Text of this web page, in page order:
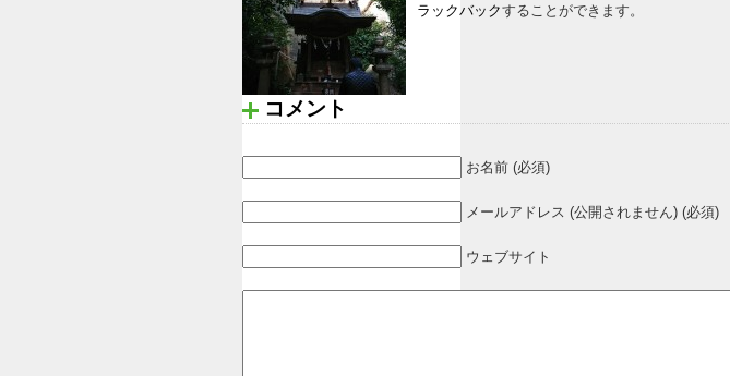
ラックバックすることができます。
コメント
お名前 (必須)
メールアドレス (公開されません) (必須)
ウェブサイト